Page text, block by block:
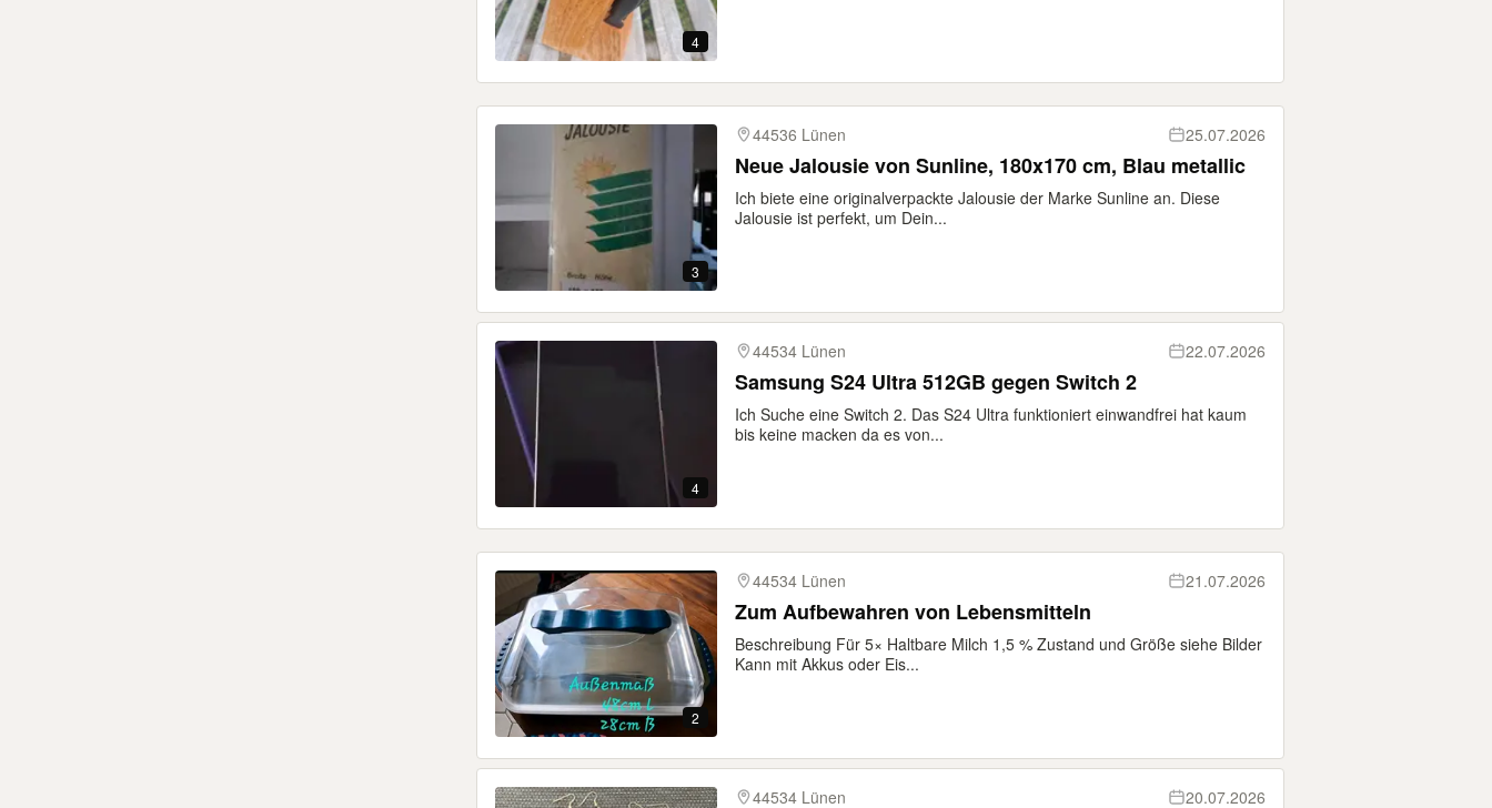
4
3
44536 Lünen 25.07.2026
Neue Jalousie von Sunline, 180x170 cm, Blau metallic
Ich biete eine originalverpackte Jalousie der Marke Sunline an. Diese
Jalousie ist perfekt, um Dein...
4
44534 Lünen 22.07.2026
Samsung S24 Ultra 512GB gegen Switch 2
Ich Suche eine Switch 2. Das S24 Ultra funktioniert einwandfrei hat kaum
bis keine macken da es von...
2
44534 Lünen 21.07.2026
Zum Aufbewahren von Lebensmitteln
Beschreibung Für 5× Haltbare Milch 1,5 % Zustand und Größe siehe Bilder
Kann mit Akkus oder Eis...
44534 Lünen 20.07.2026